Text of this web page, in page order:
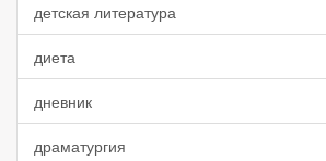
детская литература
диета
дневник
драматургия